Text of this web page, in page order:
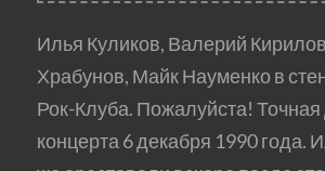
Илья Куликов, Валерий
Храбунов, Майк Науменко в
Рок-Клуба. Пожалуйста! Точная
концерта 6 декабря 1990 года.